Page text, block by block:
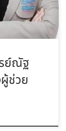
ย์ณัฐ
ช่วย